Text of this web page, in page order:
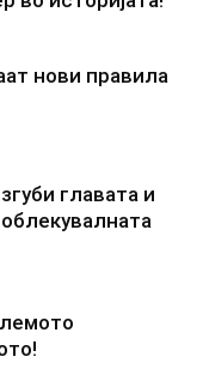
нови правила
главата и